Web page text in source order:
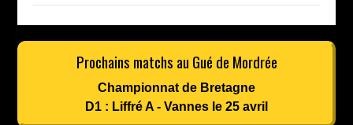
Prochains matchs au Gué de Mordrée
Championnat de Bretagne
D1 : Liffré A - Vannes le 25 avril